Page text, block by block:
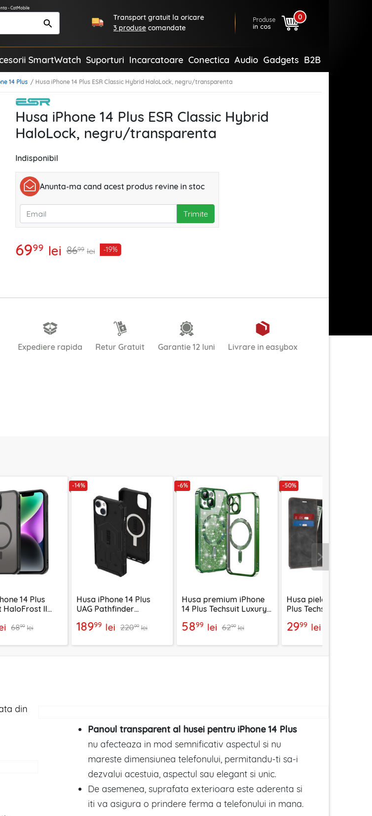
- CatMobile
Transport gratuit la oricare
3 produse comandate
Produse
in cos
0
SmartWatch Suporturi Incarcatoare Conectica Audio Gadgets B2B
14 Plus Husa iPhone 14 Plus ESR Classic Hybrid HaloLock, negru/transparenta
Husa iPhone 14 Plus ESR Classic Hybrid
HaloLock, negru/transparenta
Indisponibil
Anunta-ma cand acest produs revine in stoc
Trimite
6999 lei 8699 lei -19%
Expediere rapida Retur Gratuit Garantie 12 luni Livrare in easybox
14 Plus
HaloFrost II
6899 lei
-14%
Husa iPhone 14 Plus
UAG Pathfinder
18999 lei 22099 lei
-6%
Husa premium iPhone
14 Plus Techsuit Luxury
5899 lei 6299 lei
-50%
Husa piele iPhone 14
Plus Techsuit Confy
2999 lei
din
Panoul transparent al husei pentru iPhone 14 Plus
nu afecteaza in mod semnificativ aspectul si nu
mareste dimensiunea telefonului, permitandu-ti sa-i
dezvalui acestuia, aspectul sau elegant si unic.
De asemenea, suprafata exterioara este aderenta si
iti va asigura o prindere ferma a telefonului in mana.